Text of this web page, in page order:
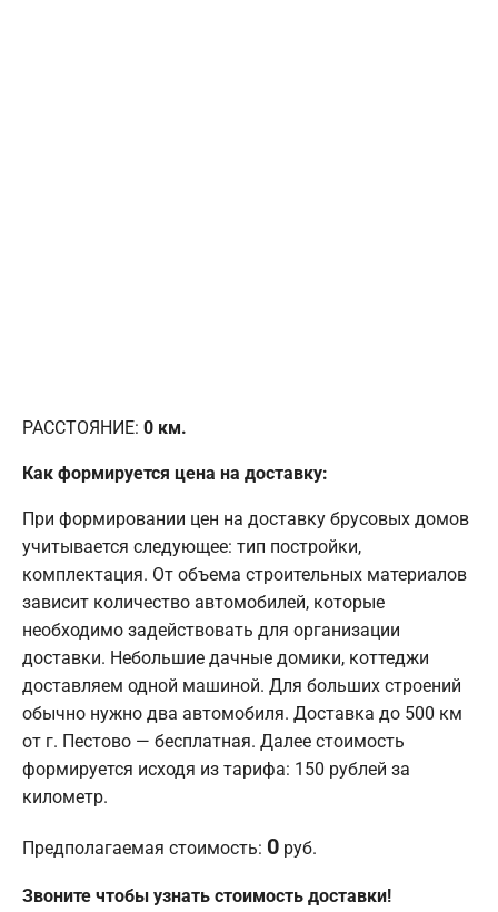
РАССТОЯНИЕ: 0 км.
Как формируется цена на доставку:
При формировании цен на доставку брусовых домов
учитывается следующее: тип постройки,
комплектация. От объема строительных материалов
зависит количество автомобилей, которые
необходимо задействовать для организации
доставки. Небольшие дачные домики, коттеджи
доставляем одной машиной. Для больших строений
обычно нужно два автомобиля. Доставка до 500 км
от г. Пестово — бесплатная. Далее стоимость
формируется исходя из тарифа: 150 рублей за
километр.
Предполагаемая стоимость: 0 руб.
Звоните чтобы узнать стоимость доставки!